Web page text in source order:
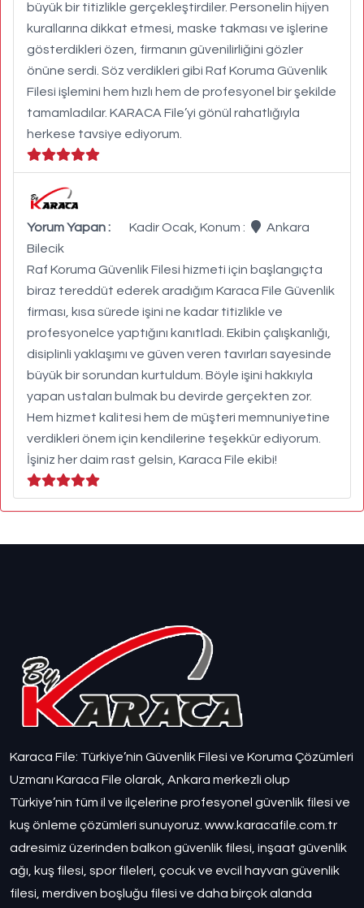
büyük bir titizlikle gerçekleştirdiler. Personelin hijyen
kurallarına dikkat etmesi, maske takması ve işlerine
gösterdikleri özen, firmanın güvenilirliğini gözler
önüne serdi. Söz verdikleri gibi Raf Koruma Güvenlik
Filesi işlemini hem hızlı hem de profesyonel bir şekilde
tamamladılar. KARACA File’yi gönül rahatlığıyla
herkese tavsiye ediyorum.
Yorum Yapan : Kadir Ocak, Konum :
Ankara
Bilecik
Raf Koruma Güvenlik Filesi hizmeti için başlangıçta
biraz tereddüt ederek aradığım Karaca File Güvenlik
firması, kısa sürede işini ne kadar titizlikle ve
profesyonelce yaptığını kanıtladı. Ekibin çalışkanlığı,
disiplinli yaklaşımı ve güven veren tavırları sayesinde
büyük bir sorundan kurtuldum. Böyle işini hakkıyla
yapan ustaları bulmak bu devirde gerçekten zor.
Hem hizmet kalitesi hem de müşteri memnuniyetine
verdikleri önem için kendilerine teşekkür ediyorum.
İşiniz her daim rast gelsin, Karaca File ekibi!
Karaca File: Türkiye’nin Güvenlik Filesi ve Koruma Çözümleri
Uzmanı Karaca File olarak, Ankara merkezli olup
Türkiye’nin tüm il ve ilçelerine profesyonel güvenlik filesi ve
kuş önleme çözümleri sunuyoruz. www.karacafile.com.tr
adresimiz üzerinden balkon güvenlik filesi, inşaat güvenlik
ağı, kuş filesi, spor fileleri, çocuk ve evcil hayvan güvenlik
filesi, merdiven boşluğu filesi ve daha birçok alanda